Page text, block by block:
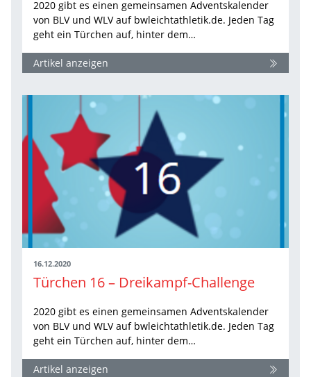
2020 gibt es einen gemeinsamen Adventskalender
von BLV und WLV auf bwleichtathletik.de. Jeden Tag
geht ein Türchen auf, hinter dem…
Artikel anzeigen
16.12.2020
Türchen 16 – Dreikampf-Challenge
2020 gibt es einen gemeinsamen Adventskalender
von BLV und WLV auf bwleichtathletik.de. Jeden Tag
geht ein Türchen auf, hinter dem…
Artikel anzeigen